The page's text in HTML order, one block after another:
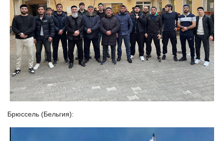
Брюссель (Бельгия):